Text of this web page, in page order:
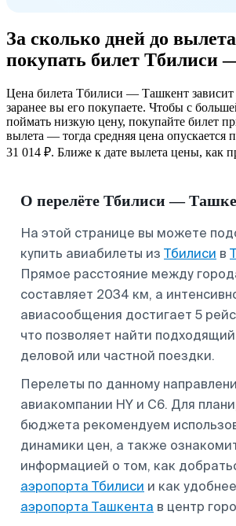
За сколько дней до
покупать билет Тбилиси
Цена билета Тбилиси — Ташкент зависит
заранее вы его покупаете. Чтобы с
поймать низкую цену, покупайте билет
вылета — тогда средняя цена опускается
31 014 ₽. Ближе к дате вылета цены, как
О перелёте Тбилиси —
На этой странице вы можете
купить авиабилеты из Тбилиси в
Прямое расстояние между
составляет 2034 км, а
авиасообщения достигает 5
что позволяет найти
деловой или частной поездки.
Перелеты по данному
авиакомпании HY и C6. Для
бюджета рекомендуем
динамики цен, а также
информацией о том, как
аэропорта Тбилиси и как
аэропорта Ташкента в центр